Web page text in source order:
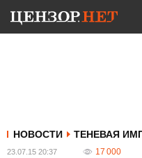
НОВОСТИ ТЕНЕВАЯ
23.07.15 20:37 17 000